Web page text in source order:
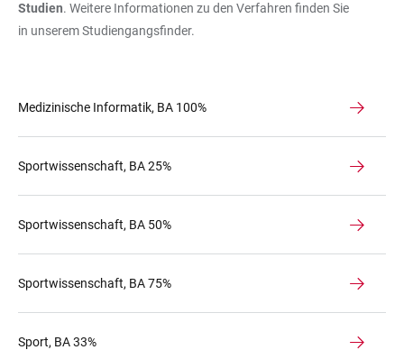
Studien. Weitere Informationen zu den Verfahren finden Sie
in unserem Studiengangsfinder.
Medizinische Informatik, BA 100%
Sportwissenschaft, BA 25%
Sportwissenschaft, BA 50%
Sportwissenschaft, BA 75%
Sport, BA 33%